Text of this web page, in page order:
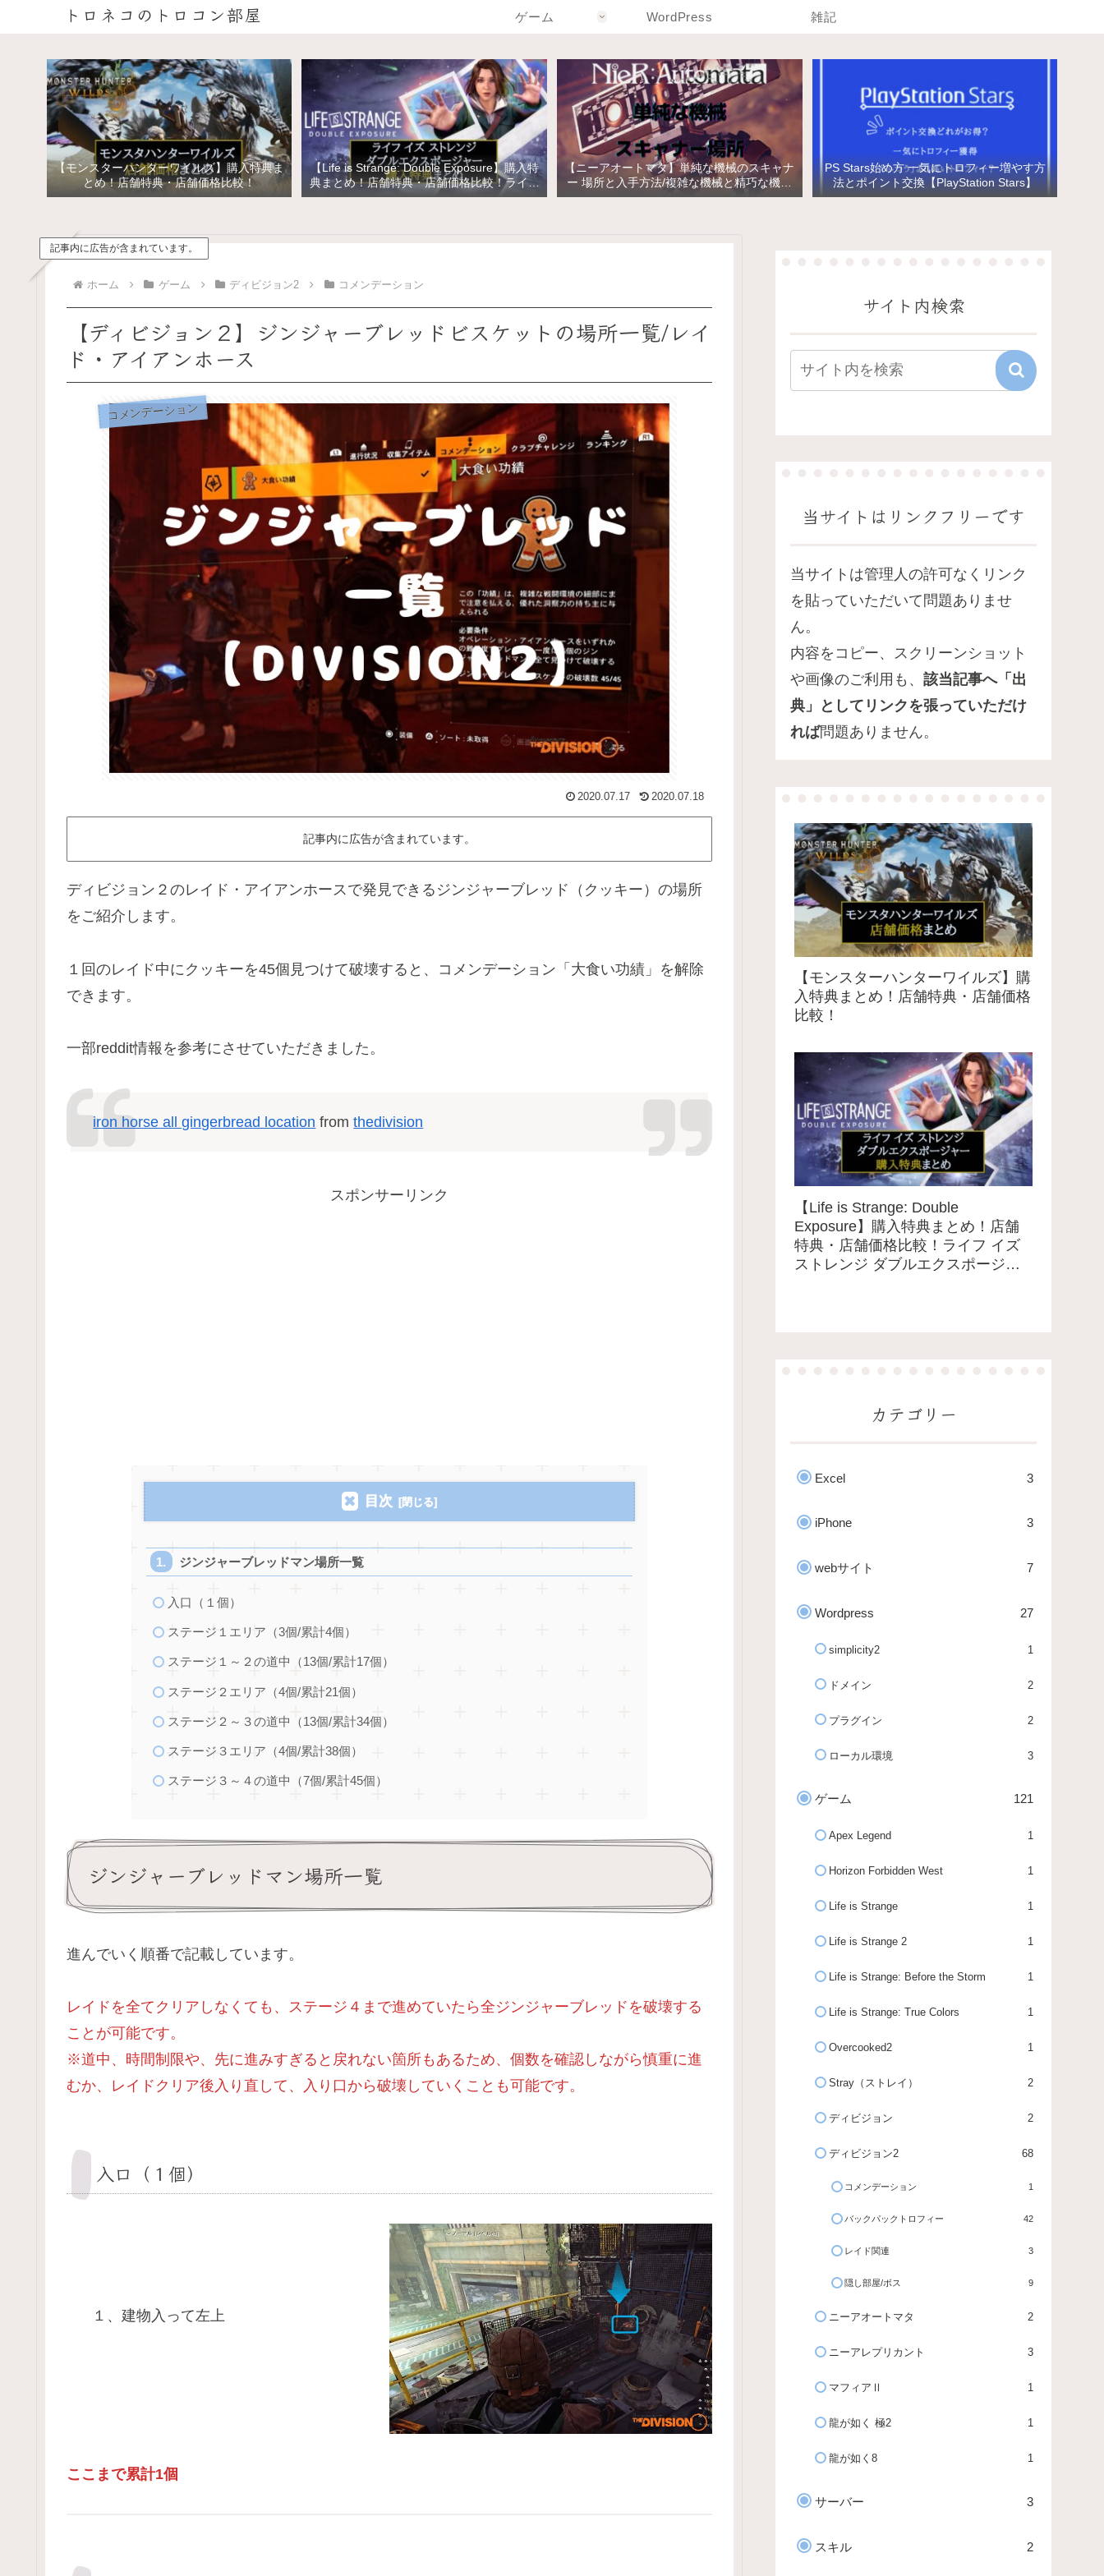
トロネコのトロコン部屋 ゲーム WordPress 雑記
【モンスターハンターワイルズ】購入特典ま
とめ！店舗特典・店舗価格比較！
【Life is Strange: Double Exposure】購入特
典まとめ！店舗特典・店舗価格比較！ライフ
イズ ストレンジ ダブルエクスポージャー
【ニーアオートマタ】単純な機械のスキャナ
ー 場所と入手方法/複雑な機械と精巧な機械
の入手
PS Stars始め方 一気にトロフィー増やす方
法とポイント交換【PlayStation Stars】
記事内に広告が含まれています。
ホーム ゲーム ディビジョン2 コメンデーション
【ディビジョン２】ジンジャーブレッドビスケットの場所一覧/レイ
ド・アイアンホース
コメンデーション
2020.07.17 2020.07.18
記事内に広告が含まれています。
ディビジョン２のレイド・アイアンホースで発見できるジンジャーブレッド（クッキー）の場所
をご紹介します。
１回のレイド中にクッキーを45個見つけて破壊すると、コメンデーション「大食い功績」を解除
できます。
一部reddit情報を参考にさせていただきました。
iron horse all gingerbread location fromthedivision
スポンサーリンク
目次
ジンジャーブレッドマン場所一覧
入口（１個）
ステージ１エリア（3個/累計4個）
ステージ１～２の道中（13個/累計17個）
ステージ２エリア（4個/累計21個）
ステージ２～３の道中（13個/累計34個）
ステージ３エリア（4個/累計38個）
ステージ３～４の道中（7個/累計45個）
ジンジャーブレッドマン場所一覧
進んでいく順番で記載しています。
レイドを全てクリアしなくても、ステージ４まで進めていたら全ジンジャーブレッドを破壊する
ことが可能です。
※道中、時間制限や、先に進みすぎると戻れない箇所もあるため、個数を確認しながら慎重に進
むか、レイドクリア後入り直して、入り口から破壊していくことも可能です。
入口（１個）
１、建物入って左上
ここまで累計1個
サイト内検索
当サイトはリンクフリーです
当サイトは管理人の許可なくリンク
を貼っていただいて問題ありませ
ん。
内容をコピー、スクリーンショット
や画像のご利用も、 該当記事へ「出
典」としてリンクを張っていただけ
れば問題ありません。
【モンスターハンターワイルズ】購
入特典まとめ！店舗特典・店舗価格
比較！
【Life is Strange: Double
Exposure】購入特典まとめ！店舗
特典・店舗価格比較！ライフ イズ
ストレンジ ダブルエクスポージャ
カテゴリー
Excel 3
iPhone 3
webサイト 7
Wordpress 27
simplicity2 1
ドメイン 2
プラグイン 2
ローカル環境 3
ゲーム 121
Apex Legend 1
Horizon Forbidden West 1
Life is Strange 1
Life is Strange 2 1
Life is Strange: Before the Storm 1
Life is Strange: True Colors 1
Overcooked2 1
Stray（ストレイ） 2
ディビジョン 2
ディビジョン2 68
コメンデーション 1
バックパックトロフィー 42
レイド関連 3
隠し部屋/ボス 9
ニーアオートマタ 2
ニーアレプリカント 3
マフィアⅡ 1
龍が如く 極2 1
龍が如く8 1
サーバー 3
スキル 2